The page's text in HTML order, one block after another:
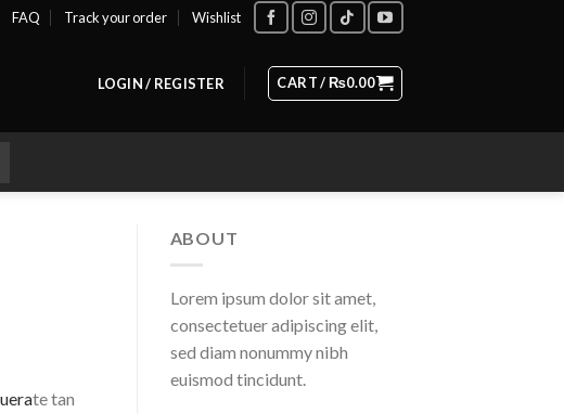
FAQ Track your order Wishlist
LOGIN / REGISTER CART /₨0.00
te tan
ABOUT
Lorem ipsum dolor sit amet,
consectetuer adipiscing elit,
sed diam nonummy nibh
euismod tincidunt.